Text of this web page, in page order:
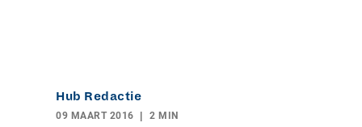
Hub Redactie
09 MAART 2016 2 MIN